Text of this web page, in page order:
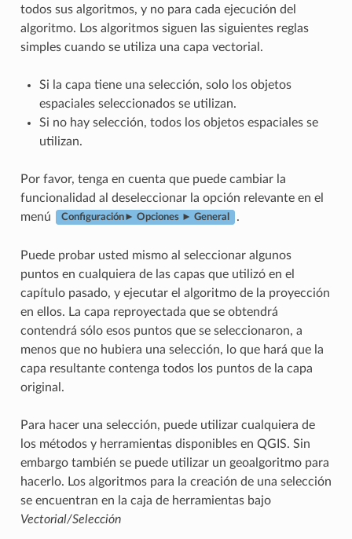
todos sus algoritmos, y no para cada ejecución del
algoritmo. Los algoritmos siguen las siguientes reglas
simples cuando se utiliza una capa vectorial.
Si la capa tiene una selección, solo los objetos
espaciales seleccionados se utilizan.
Si no hay selección, todos los objetos espaciales se
utilizan.
Por favor, tenga en cuenta que puede cambiar la
funcionalidad al deseleccionar la opción relevante en el
menú
Configuración► Opciones ► General .
Puede probar usted mismo al seleccionar algunos
puntos en cualquiera de las capas que utilizó en el
capítulo pasado, y ejecutar el algoritmo de la proyección
en ellos. La capa reproyectada que se obtendrá
contendrá sólo esos puntos que se seleccionaron, a
menos que no hubiera una selección, lo que hará que la
capa resultante contenga todos los puntos de la capa
original.
Para hacer una selección, puede utilizar cualquiera de
los métodos y herramientas disponibles en QGIS. Sin
embargo también se puede utilizar un geoalgoritmo para
hacerlo. Los algoritmos para la creación de una selección
se encuentran en la caja de herramientas bajo
Vectorial/Selección